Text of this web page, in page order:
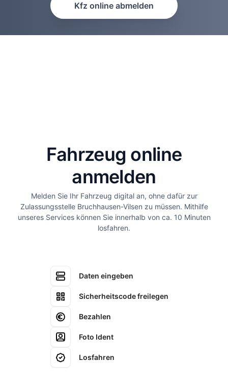
Kfz online abmelden
Fahrzeug online
anmelden
Melden Sie Ihr Fahrzeug digital an, ohne dafür zur
Zulassungsstelle Bruchhausen-Vilsen zu müssen. Mithilfe
unseres Services können Sie innerhalb von ca. 10 Minuten
losfahren.
Daten eingeben
Sicherheitscode freilegen
Bezahlen
Foto Ident
Losfahren